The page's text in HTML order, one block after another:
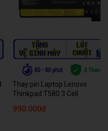
Thay pin Laptop Lenovo
Thinkpad T580 3 Cell
990.000đ